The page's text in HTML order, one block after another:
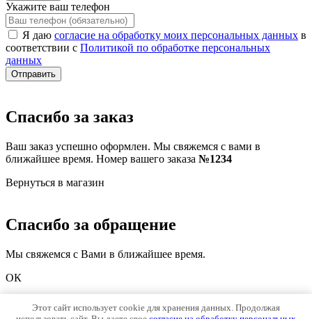
Укажите ваш телефон
Я даю согласие на обработку моих персональных данных в
соответствии с Политикой по обработке персональных
данных
Отправить
Спасибо за заказ
Ваш заказ успешно оформлен. Мы свяжемся с вами в
ближайшее время. Номер вашего заказа №1234
Вернуться в магазин
Спасибо за обращение
Мы свяжемся с Вами в ближайшее время.
ОК
Этот сайт использует cookie для хранения данных. Продолжая